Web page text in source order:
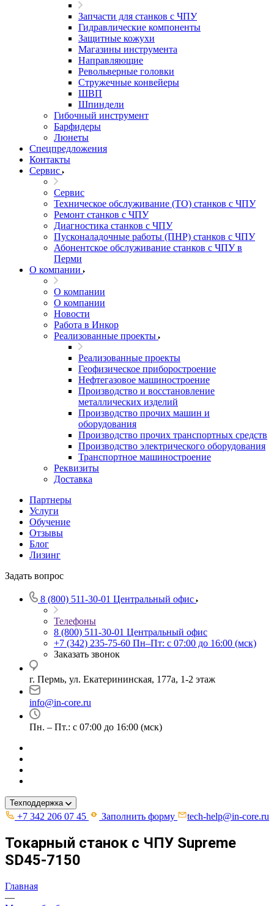
Запчасти для станков с ЧПУ
Гидравлические компоненты
Защитные кожухи
Магазины инструмента
Направляющие
Револьверные головки
Стружечные конвейеры
ШВП
Шпиндели
Гибочный инструмент
Барфидеры
Люнеты
Спецпредложения
Контакты
Сервис
Сервис
Техническое обслуживание (ТО) станков с ЧПУ
Ремонт станков с ЧПУ
Диагностика станков с ЧПУ
Пусконаладочные работы (ПНР) станков с ЧПУ
Абонентское обслуживание станков с ЧПУ в
Перми
О компании
О компании
О компании
Новости
Работа в Инкор
Реализованные проекты
Реализованные проекты
Геофизическое приборостроение
Нефтегазовое машиностроение
Производство и восстановление
металлических изделий
Производство прочих машин и
оборудования
Производство прочих транспортных средств
Производство электрического оборудования
Транспортное машиностроение
Реквизиты
Доставка
Партнеры
Услуги
Обучение
Отзывы
Блог
Лизинг
Задать вопрос
8 (800) 511-30-01 Центральный офис
Телефоны
8 (800) 511-30-01 Центральный офис
+7 (342) 235-75-60 Пн–Пт: с 07:00 до 16:00 (мск)
Заказать звонок
г. Пермь, ул. ​Екатерининская, 177а, ​1-2 этаж
info@in-core.ru
Пн. – Пт.: с 07:00 до 16:00 (мск)
Техподдержка
+7 342 206 07 45 Заполнить форму tech-help@in-core.ru
Токарный станок с ЧПУ Supreme
SD45-7150
Главная
—